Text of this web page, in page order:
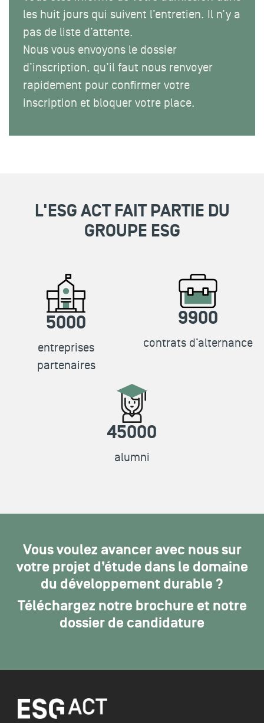
les huit jours qui suivent l’entretien. Il n’y a
pas de liste d’attente.
Nous vous envoyons le dossier
d’inscription, qu’il faut nous renvoyer
rapidement pour confirmer votre
inscription et bloquer votre place.
L'ESG ACT FAIT PARTIE DU
GROUPE ESG
5000
entreprises
partenaires
9900
contrats d’alternance
45000
alumni
Vous voulez avancer avec nous sur
votre projet d’étude dans le domaine
du développement durable ?
Téléchargez notre brochure et notre
dossier de candidature